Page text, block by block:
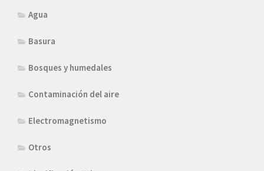
Agua
Basura
Bosques y humedales
Contaminación del aire
Electromagnetismo
Otros